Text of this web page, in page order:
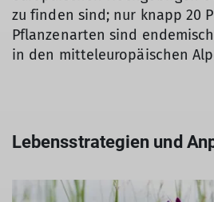
zu finden sind; nur knapp 20
Pflanzenarten sind
in den mitteleuropäischen
Lebensstrategien und